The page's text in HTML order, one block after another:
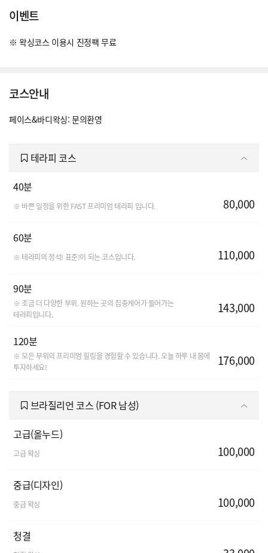
이벤트
※ 왁싱코스 이용시 진정팩 무료
코스안내
페이스&바디왁싱: 문의환영
테라피 코스
40분
※ 바쁜 일정을 위한 FAST 프리미엄 테라피 입니다. 80,000
60분
※ 테라피의 정석! 표준!이 되는 코스입니다. 110,000
90분
※ 조금 더 다양한 부위. 원하는 곳의 집중케어가 들어가는
테라피입니다.
143,000
120분
※ 모든 부위의 프리미엄 힐링을 경험할 수 있습니다. 오늘 하루 내 몸에
투자하세요!
176,000
브라질리언 코스 (FOR 남성)
고급(올누드)
고급 왁싱 100,000
중급(디자인)
중급 왁싱 100,000
청결